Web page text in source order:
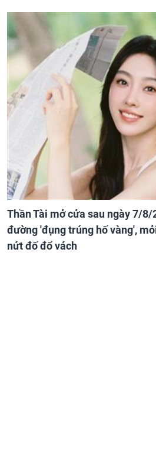
Thần Tài mở cửa sau ngày 7/8/
đường 'đụng trúng hố vàng',
nứt đố đổ vách